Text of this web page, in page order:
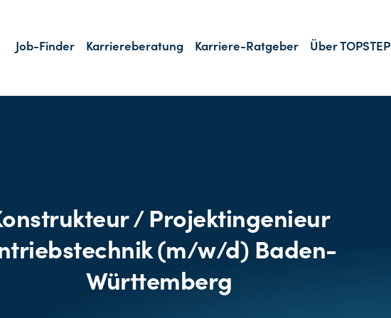
Job-Finder Karriereberatung Karriere-Ratgeber Über TOPSTEP
/ Projektingenieur
(m/w/d) Baden-
Württemberg